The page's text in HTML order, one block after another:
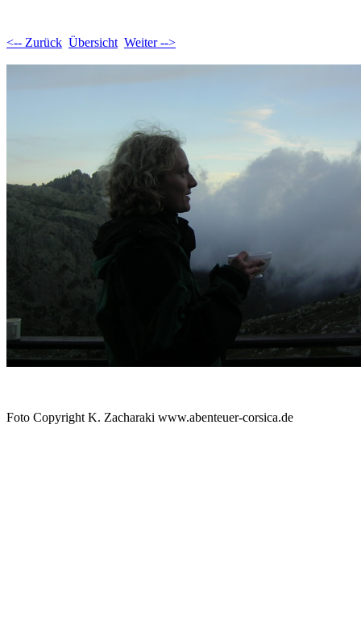
<-- Zurück Übersicht Weiter -->
Foto Copyright K. Zacharaki www.abenteuer-corsica.de